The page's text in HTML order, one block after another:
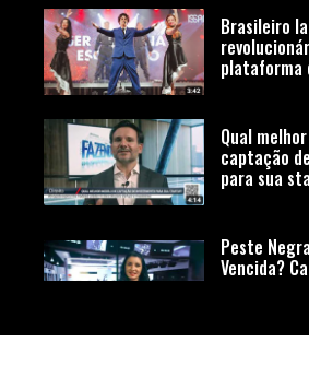
Brasileiro
plataforma
Qual
captação
para sua
Peste
Vencida?